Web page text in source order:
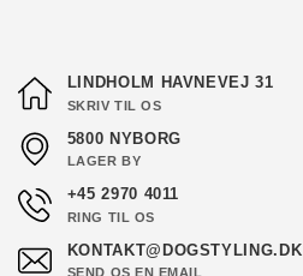
LINDHOLM HAVNEVEJ 31
SKRIV TIL OS
5800 NYBORG
LAGER BY
+45 2970 4011
RING TIL OS
KONTAKT@DOGSTYLING.DK
SEND OS EN EMAIL